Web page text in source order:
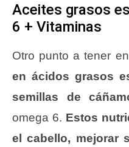
Aceites grasos
6 + Vitaminas
Otro punto a tener
en ácidos grasos
semillas de
omega 6. Estos
el cabello, mejorar